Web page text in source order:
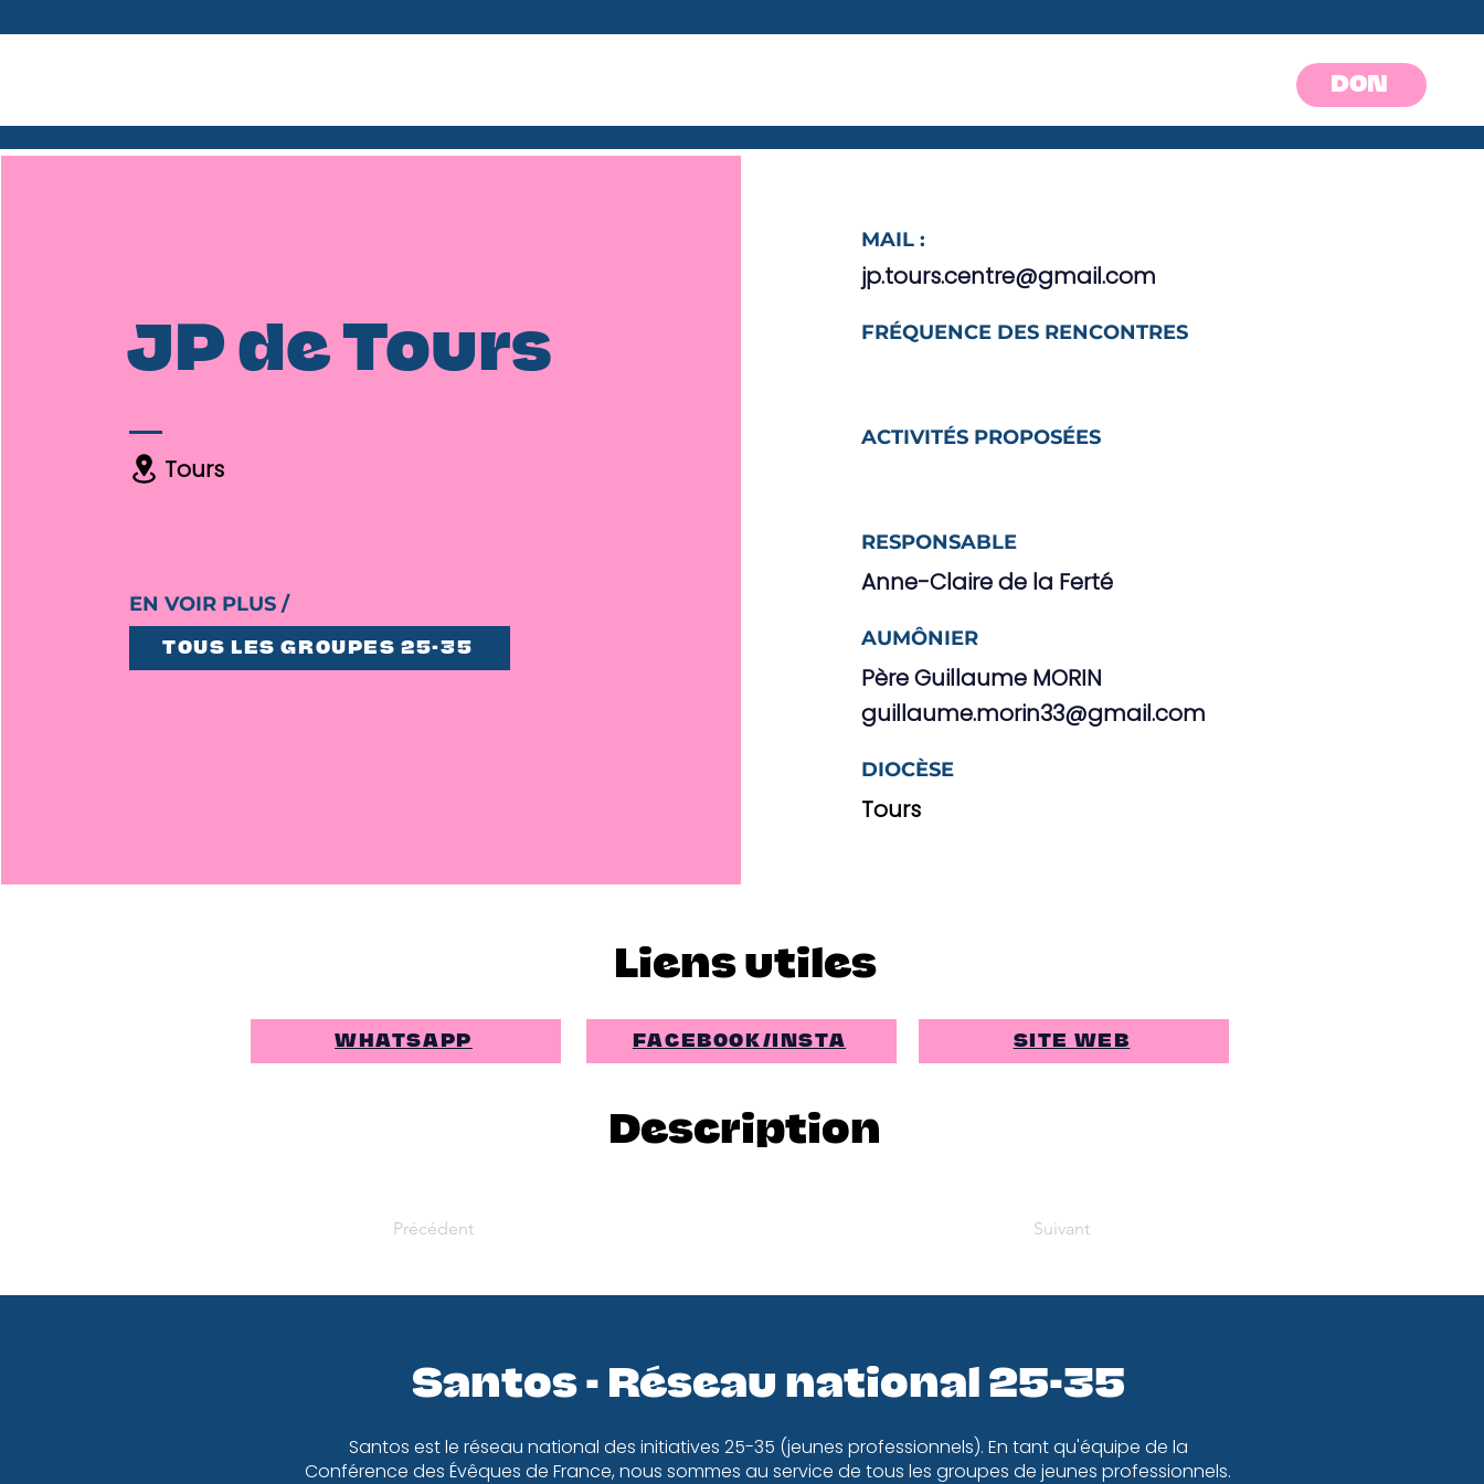
DON
JP de Tours
Tours
EN VOIR PLUS /
TOUS LES GROUPES 25-35
jp.tours.centre@gmail.com
MAIL :
FRÉQUENCE DES RENCONTRES
ACTIVITÉS PROPOSÉES
RESPONSABLE
Anne-Claire de la Ferté
AUMÔNIER
Père Guillaume MORIN
guillaume.morin33@gmail.com
DIOCÈSE
Tours
Liens utiles
WHATSAPP FACEBOOK/INSTA SITE WEB
Description
Précédent Suivant
Santos - Réseau national 25-35
Santos est le réseau national des initiatives 25-35 (jeunes professionnels). En tant qu'équipe de la
Conférence des Évêques de France, nous sommes au service de tous les groupes de jeunes professionnels.